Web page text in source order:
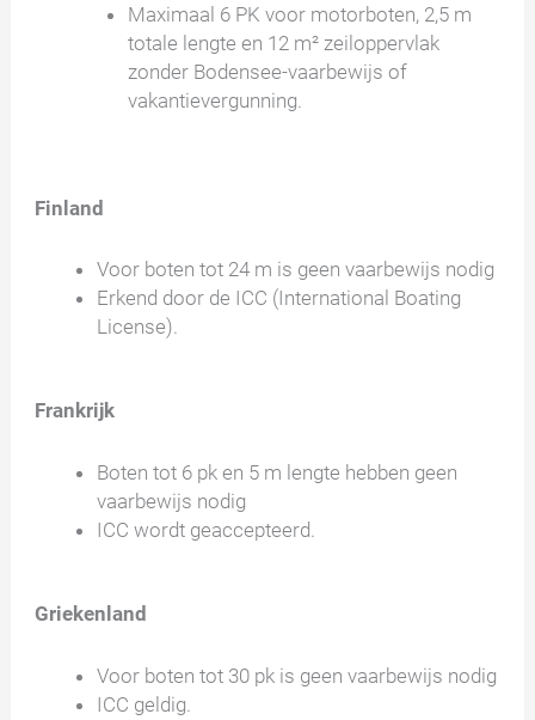
Maximaal 6 PK voor motorboten, 2,5 m
totale lengte en 12 m² zeiloppervlak
zonder Bodensee-vaarbewijs of
vakantievergunning.
Finland
Voor boten tot 24 m is geen vaarbewijs nodig
Erkend door de ICC (International Boating
License).
Frankrijk
Boten tot 6 pk en 5 m lengte hebben geen
vaarbewijs nodig
ICC wordt geaccepteerd.
Griekenland
Voor boten tot 30 pk is geen vaarbewijs nodig
ICC geldig.